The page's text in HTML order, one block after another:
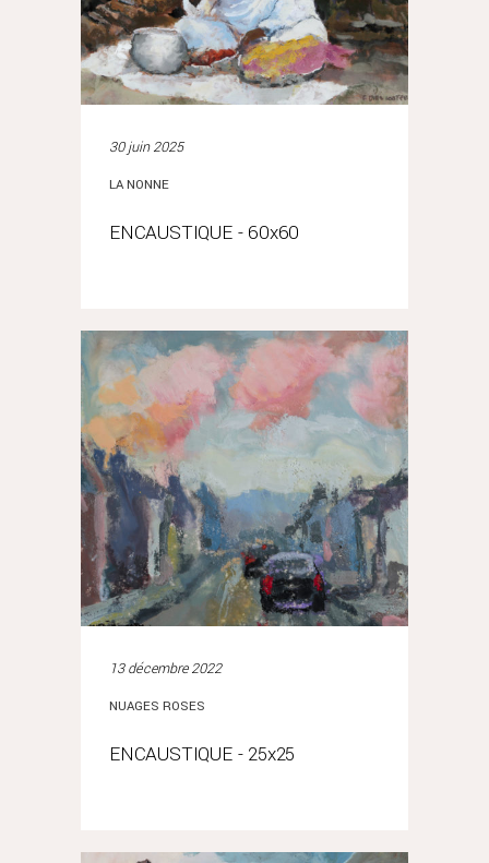
30 juin 2025
LA NONNE
ENCAUSTIQUE - 60x60
13 décembre 2022
NUAGES ROSES
ENCAUSTIQUE - 25x25